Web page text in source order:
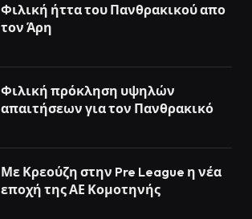
Φιλική ήττα του Πανθρακικού απο
τον Άρη
Φιλική πρόκληση υψηλών
απαιτήσεων για τον Πανθρακικό
Με Κρεούζη στην Pre League η νέα
εποχή της ΑΕ Κομοτηνής